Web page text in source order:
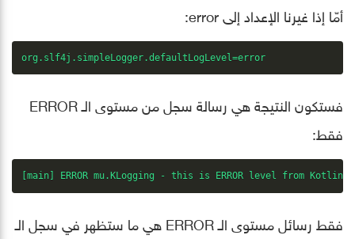
أمّا إذا غيرنا الإعداد إلى error:
org.slf4j.simpleLogger.defaultLogLevel=error
فستكون النتيجة هي رسالة سجل من مستوى الـ ERROR
فقط:
[main] ERROR mu.KLogging - this is ERROR level from
فقط رسائل مستوى الـ ERROR هي ما ستظهر في سجل الـ